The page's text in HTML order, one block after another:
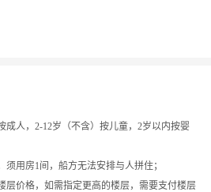
成人，2-12岁（不含）按儿童，2岁以内按婴
用房1间，船方无法安排与人拼住；
层价格，如需指定更高的楼层，需要支付楼层